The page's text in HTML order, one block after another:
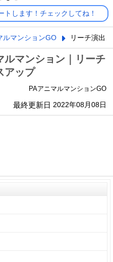
します！チェックしてね！
ルマンションGO リーチ演出
ルマンション｜リーチ
アップ
PAアニマルマンションGO
最終更新日 2022年08月08日